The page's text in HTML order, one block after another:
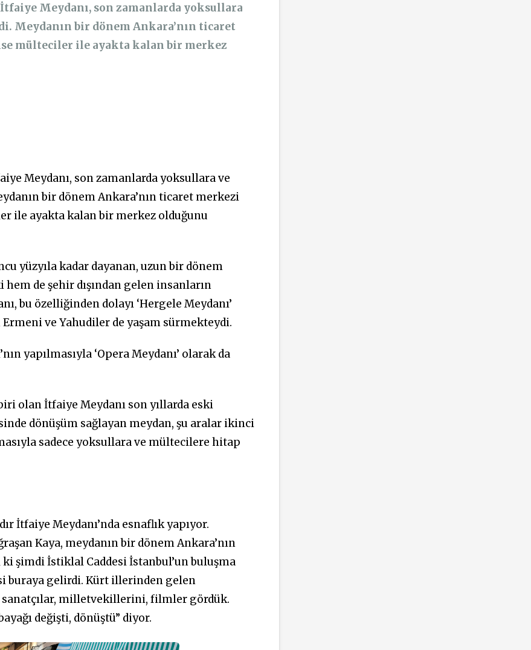
Meydanı, son zamanlarda yoksullara
Meydanın bir dönem Ankara’nın ticaret
mülteciler ile ayakta kalan bir merkez
Meydanı, son zamanlarda yoksullara ve
bir dönem Ankara’nın ticaret merkezi
ile ayakta kalan bir merkez olduğunu
yüzyıla kadar dayanan, uzun bir dönem
de şehir dışından gelen insanların
bu özelliğinden dolayı ‘Hergele Meydanı’
ve Yahudiler de yaşam sürmekteydi.
yapılmasıyla ‘Opera Meydanı’ olarak da
olan İtfaiye Meydanı son yıllarda eski
dönüşüm sağlayan meydan, şu aralar ikinci
sadece yoksullara ve mültecilere hitap
İtfaiye Meydanı’nda esnaflık yapıyor.
Kaya, meydanın bir dönem Ankara’nın
şimdi İstiklal Caddesi İstanbul’un buluşma
buraya gelirdi. Kürt illerinden gelen
milletvekillerini, filmler gördük.
değişti, dönüştü” diyor.